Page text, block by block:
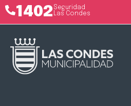
1402 Seguridad
Las Condes